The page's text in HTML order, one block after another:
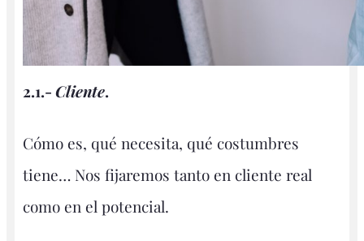
2.1.-Cliente.
Cómo es, qué necesita, qué costumbres
tiene… Nos fijaremos tanto en cliente real
como en el potencial.